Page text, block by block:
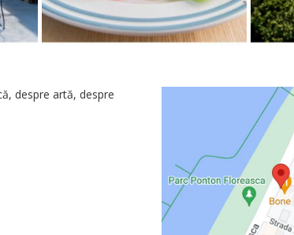
despre artă, despre